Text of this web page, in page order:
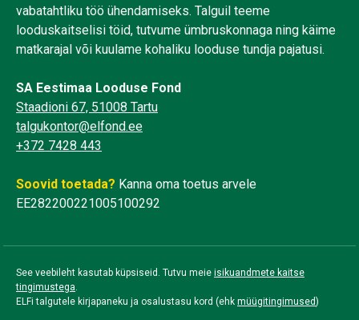
vabatahtliku töö ühendamiseks. Talguil teeme
looduskaitselisi töid, tutvume ümbruskonnaga ning käime
matkarajal või kuulame kohaliku looduse tundja pajatusi.
SA Eestimaa Looduse Fond
Staadioni 67, 51008 Tartu
talgukontor@elfond.ee
+372 7428 443
Soovid toetada? Kanna oma toetus arvele
EE282200221005100292
See veebileht kasutab küpsiseid. Tutvu meie isikuandmete kaitse
tingimustega
ELFi talgutele kirjapaneku ja osalustasu kord (ehk müügitingimused)